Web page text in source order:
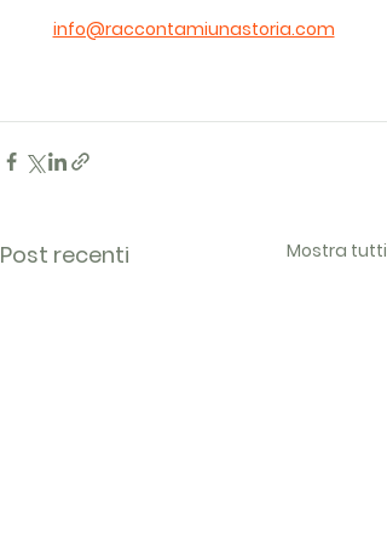
info@raccontamiunastoria.com
Post recenti Mostra tutti